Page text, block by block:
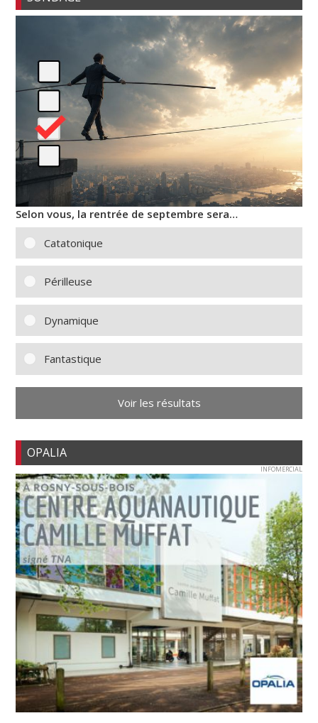
Selon vous, la rentrée de septembre sera…
Catatonique
Périlleuse
Dynamique
Fantastique
Voir les résultats
OPALIA
INFOMERCIAL